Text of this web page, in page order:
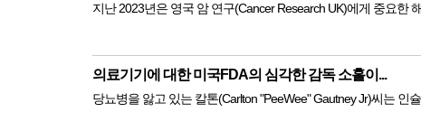
지난 2023년은 영국 암 연구(Cancer Research UK)에게 중요한
의료기기에 대한 미국FDA의 심각한 감독 소홀이...
당뇨병을 앓고 있는 칼톤(Carlton "PeeWee" Gautney Jr)씨는 인